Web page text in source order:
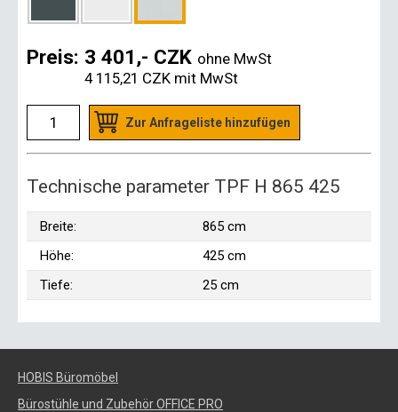
Preis: 3 401,- CZK ohne MwSt
4 115,21 CZK mit MwSt
Zur Anfrageliste hinzufügen
Technische parameter TPF H 865 425
Breite:
865 cm
Höhe:
425 cm
Tiefe:
25 cm
HOBIS Büromöbel
Bürostühle und Zubehör OFFICE PRO